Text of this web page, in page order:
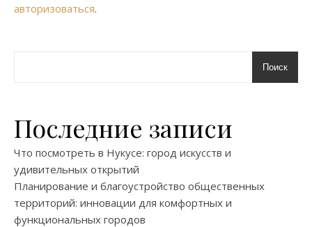
авторизоваться.
Поиск
Последние записи
Что посмотреть в Нукусе: город искусств и
удивительных открытий
Планирование и благоустройство общественных
территорий: инновации для комфортных и
функциональных городов